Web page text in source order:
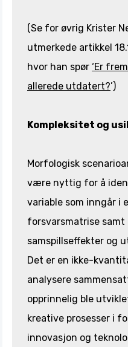
(Se for øvrig Krister
utmerkede artikkel
hvor han spør ‘Er
allerede utdatert?’)
Kompleksitet og
Morfologisk
være nyttig for å
variable som inngår i
forsvarsmatrise samt
samspillseffekter og
Det er en ikke-
analysere
opprinnelig ble
kreative prosesser i
innovasjon og